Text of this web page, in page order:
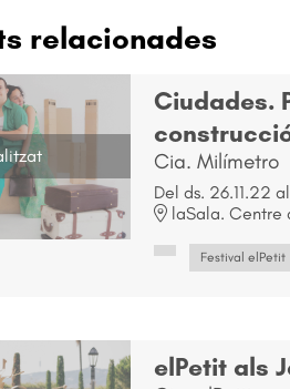
relacionades
Ciudades.
Cia. Milímetro
Del ds. 26.11.22
laSala. Centre
Festival elPetit
elPetit als